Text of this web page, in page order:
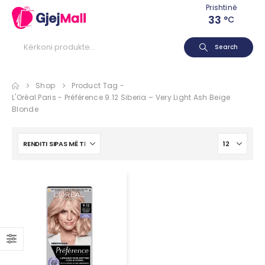
Prishtinë
33 °C
Search
Shop
Product Tag -
L'Oréal Paris - Préférence 9.12 Siberia – Very Light Ash Beige
Blonde